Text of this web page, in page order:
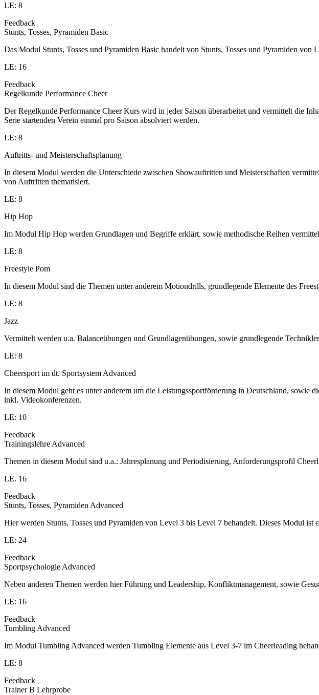
LE: 8
Feedback
Stunts, Tosses, Pyramiden Basic
Das Modul Stunts, Tosses und Pyramiden Basic handelt von Stunts, Tosses und Pyramiden von
LE: 16
Feedback
Regelkunde Performance Cheer
Der Regelkunde Performance Cheer Kurs wird in jeder Saison überarbeitet und vermittelt die
Serie startenden Verein einmal pro Saison absolviert werden.
LE: 8
Auftritts- und Meisterschaftsplanung
In diesem Modul werden die Unterschiede zwischen Showauftritten und Meisterschaften
von Auftritten thematisiert.
LE: 8
Hip Hop
Im Modul Hip Hop werden Grundlagen und Begriffe erklärt, sowie methodische Reihen
LE: 8
Freestyle Pom
In diesem Modul sind die Themen unter anderem Motiondrills, grundlegende Elemente des
LE: 8
Jazz
Vermittelt werden u.a. Balanceübungen und Grundlagenübungen, sowie grundlegende
LE: 8
Cheersport im dt. Sportsystem Advanced
In diesem Modul geht es unter anderem um die Leistungssportförderung in Deutschland,
inkl. Videokonferenzen.
LE: 10
Feedback
Trainingslehre Advanced
Themen in diesem Modul sind u.a.: Jahresplanung und Periodisierung, Anforderungsprofil
LE. 16
Feedback
Stunts, Tosses, Pyramiden Advanced
Hier werden Stunts, Tosses und Pyramiden von Level 3 bis Level 7 behandelt. Dieses Modul ist
LE: 24
Feedback
Sportpsychologie Advanced
Neben anderen Themen werden hier Führung und Leadership, Konfliktmanagement, sowie
LE: 16
Feedback
Tumbling Advanced
Im Modul Tumbling Advanced werden Tumbling Elemente aus Level 3-7 im Cheerleading
LE: 8
Feedback
Trainer B Lehrprobe